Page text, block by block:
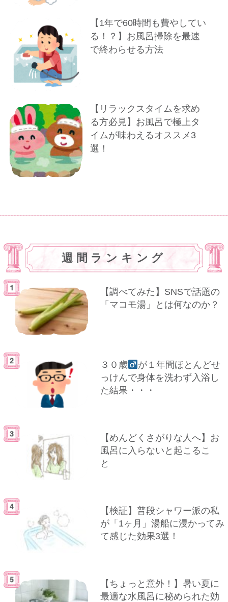
【1年で60時間も費やしてい
る！？】お風呂掃除を最速
で終わらせる方法
【リラックスタイムを求め
る方必見】お風呂で極上タ
イムが味わえるオススメ3
選！
週間ランキング
【調べてみた】SNSで話題の
「マコモ湯」とは何なのか？
３０歳
が１年間ほとんどせ
っけんで身体を洗わず入浴し
た結果・・・
【めんどくさがりな人へ】お
風呂に入らないと起こるこ
と
【検証】普段シャワー派の私
が「1ヶ月」湯船に浸かってみ
て感じた効果3選！
【ちょっと意外！】暑い夏に
最適な水風呂に秘められた効